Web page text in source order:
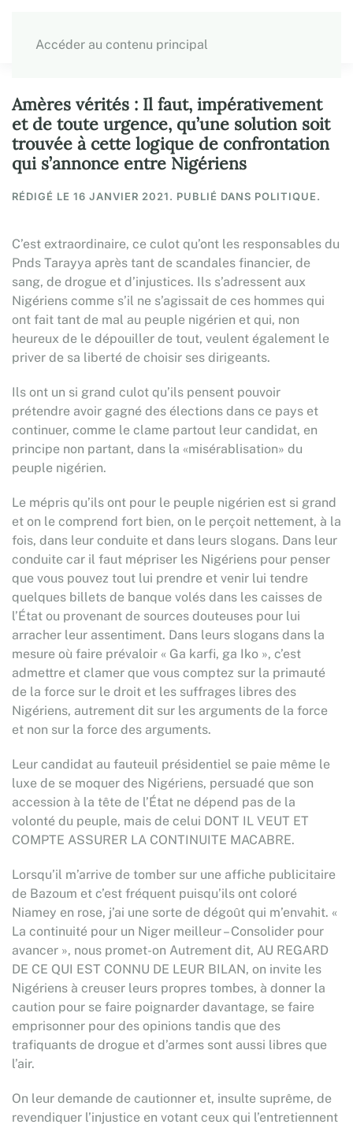
Accéder au contenu principal
Amères vérités : Il faut, impérativement
et de toute urgence, qu’une solution soit
trouvée à cette logique de confrontation
qui s’annonce entre Nigériens
RÉDIGÉ LE 16 JANVIER 2021. PUBLIÉ DANS POLITIQUE.
C’est extraordinaire, ce culot qu’ont les responsables du
Pnds Tarayya après tant de scandales financier, de
sang, de drogue et d’injustices. Ils s’adressent aux
Nigériens comme s’il ne s’agissait de ces hommes qui
ont fait tant de mal au peuple nigérien et qui, non
heureux de le dépouiller de tout, veulent également le
priver de sa liberté de choisir ses dirigeants.
Ils ont un si grand culot qu’ils pensent pouvoir
prétendre avoir gagné des élections dans ce pays et
continuer, comme le clame partout leur candidat, en
principe non partant, dans la «misérablisation» du
peuple nigérien.
Le mépris qu’ils ont pour le peuple nigérien est si grand
et on le comprend fort bien, on le perçoit nettement, à la
fois, dans leur conduite et dans leurs slogans. Dans leur
conduite car il faut mépriser les Nigériens pour penser
que vous pouvez tout lui prendre et venir lui tendre
quelques billets de banque volés dans les caisses de
l’État ou provenant de sources douteuses pour lui
arracher leur assentiment. Dans leurs slogans dans la
mesure où faire prévaloir « Ga karfi, ga Iko », c’est
admettre et clamer que vous comptez sur la primauté
de la force sur le droit et les suffrages libres des
Nigériens, autrement dit sur les arguments de la force
et non sur la force des arguments.
Leur candidat au fauteuil présidentiel se paie même le
luxe de se moquer des Nigériens, persuadé que son
accession à la tête de l’État ne dépend pas de la
volonté du peuple, mais de celui DONT IL VEUT ET
COMPTE ASSURER LA CONTINUITE MACABRE.
Lorsqu’il m’arrive de tomber sur une affiche publicitaire
de Bazoum et c’est fréquent puisqu’ils ont coloré
Niamey en rose, j’ai une sorte de dégoût qui m’envahit. «
La continuité pour un Niger meilleur – Consolider pour
avancer », nous promet-on Autrement dit, AU REGARD
DE CE QUI EST CONNU DE LEUR BILAN, on invite les
Nigériens à creuser leurs propres tombes, à donner la
caution pour se faire poignarder davantage, se faire
emprisonner pour des opinions tandis que des
trafiquants de drogue et d’armes sont aussi libres que
l’air.
On leur demande de cautionner et, insulte suprême, de
revendiquer l’injustice en votant ceux qui l’entretiennent